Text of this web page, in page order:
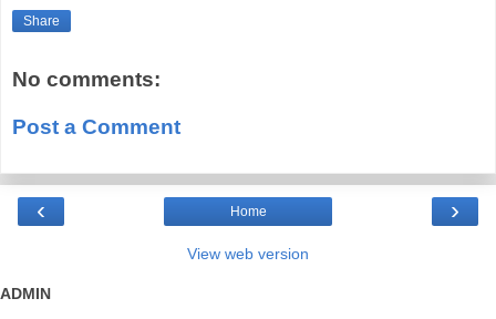
Share
No comments:
Post a Comment
‹ ›
Home
View web version
ADMIN